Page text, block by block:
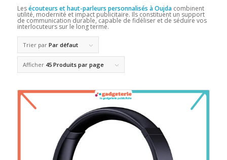
Lesécouteurs et haut-parleurs personnalisés à Oujdacombinent
utilité, modernité et impact publicitaire. Ils constituent un support
de communication durable, capable de fidéliser et de séduire vos
interlocuteurs sur le long terme.
Trier par Par défaut
Afficher 45 Produits par page